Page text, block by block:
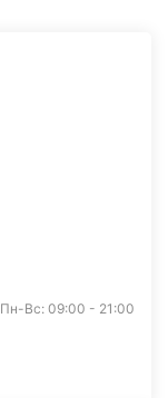
Пн-Вс: 09:00 - 21:00